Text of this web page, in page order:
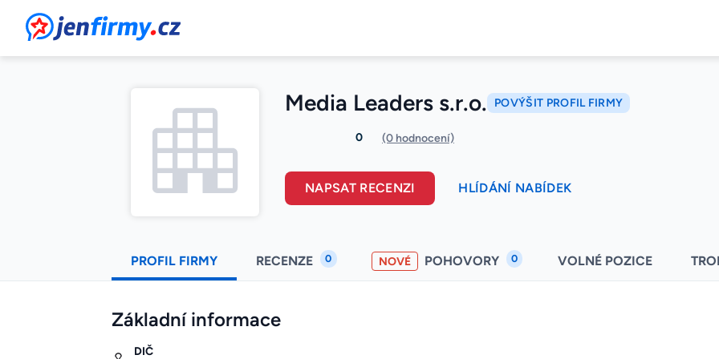
JenFirmy.cz
Media Leaders s.r.o. POVÝŠIT PROFIL FIRMY
0 (0 hodnocení)
NAPSAT RECENZI HLÍDÁNÍ NABÍDEK
PROFIL FIRMY RECENZE 0 NOVÉ POHOVORY 0 VOLNÉ POZICE
Základní informace
DIČ